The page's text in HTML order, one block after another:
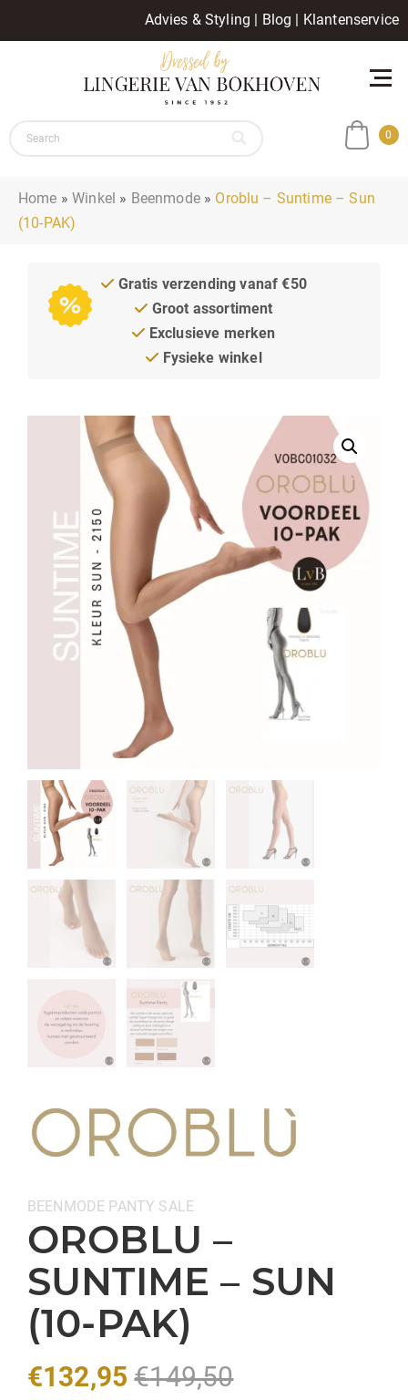
Advies & Styling | Blog | Klantenservice
0
Home »Winkel » Beenmode» Oroblu – Suntime – Sun
(10-PAK)
Gratis verzending vanaf €50
Groot assortiment
Exclusieve merken
Fysieke winkel
Categorieën:
BEENMODE PANTY SALE
OROBLU –
SUNTIME – SUN
(10-PAK)
€132,95 €149,50